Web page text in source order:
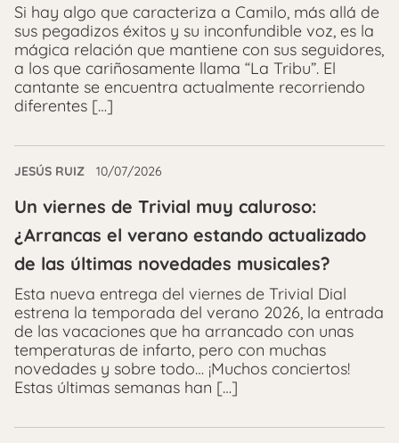
Si hay algo que caracteriza a Camilo, más allá de
sus pegadizos éxitos y su inconfundible voz, es la
mágica relación que mantiene con sus seguidores,
a los que cariñosamente llama “La Tribu”. El
cantante se encuentra actualmente recorriendo
diferentes […]
JESÚS RUIZ 10/07/2026
Un viernes de Trivial muy caluroso:
¿Arrancas el verano estando actualizado
de las últimas novedades musicales?
Esta nueva entrega del viernes de Trivial Dial
estrena la temporada del verano 2026, la entrada
de las vacaciones que ha arrancado con unas
temperaturas de infarto, pero con muchas
novedades y sobre todo… ¡Muchos conciertos!
Estas últimas semanas han […]